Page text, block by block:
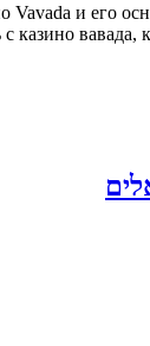
и его
казино